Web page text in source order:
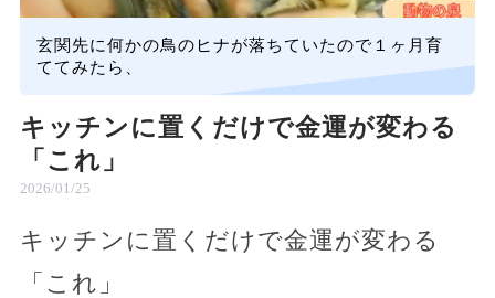
玄関先に何かの鳥のヒナが落ちていたので１ヶ月育
ててみたら、
キッチンに置くだけで金運が変わる
「これ」
2026/01/25
キッチンに置くだけで金運が変わる
「これ」